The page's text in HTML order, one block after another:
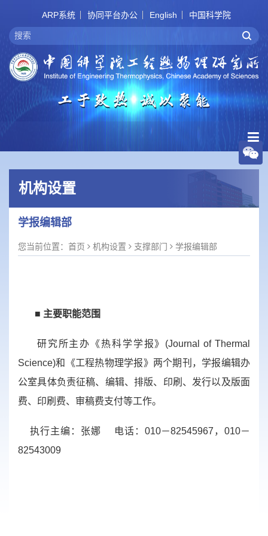
ARP系统 协同平台办公 English 中国科学院
机构设置
学报编辑部
您当前位置： 首页 机构设置 支撑部门 学报编辑部
■ 主要职能范围
研究所主办《热科学学报》 (Journal of Thermal
Science)和《工程热物理学报》两个期刊，学报编辑办
公室具体负责征稿、编辑、排版、印刷、发行以及版面
费、印刷费、审稿费支付等工作。
执行主编：张娜
电话：010－82545967，010－
82543009